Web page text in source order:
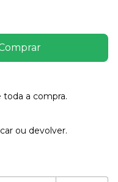
toda a compra.
ou devolver.